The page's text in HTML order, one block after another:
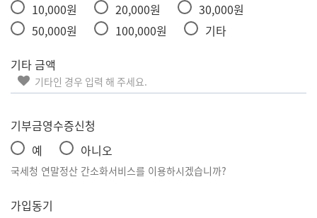
10,000원
20,000원
30,000원
50,000원
100,000원
기타
기타 금액
기부금영수증신청
예
아니오
국세청 연말정산 간소화서비스를 이용하시겠습니까?
가입동기